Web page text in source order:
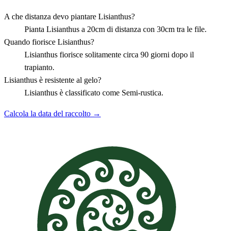
A che distanza devo piantare Lisianthus?
Pianta Lisianthus a 20cm di distanza con 30cm tra le file.
Quando fiorisce Lisianthus?
Lisianthus fiorisce solitamente circa 90 giorni dopo il
trapianto.
Lisianthus è resistente al gelo?
Lisianthus è classificato come Semi-rustica.
Calcola la data del raccolto →